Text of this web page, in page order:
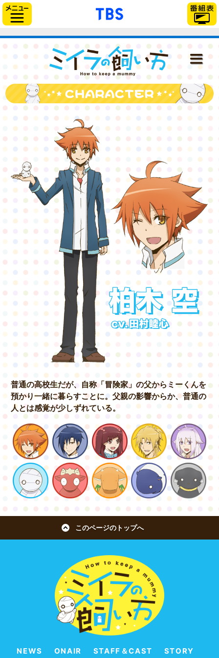
「TBSテレビ」トップ
ミイラの飼い
NEWS
ONAIR
STAFF＆CAST
STORY
CHARACTER
DISC
GOODS&EVENT
SPECIAL
普通の高校生だが、自称「冒険家」の父から ミーくんを
預かり一緒に暮らすことに。父親の影響からか、普通の
人とは感覚が少しずれている。
このページのトップへ
NEWS ONAIR STAFF＆CAST STORY